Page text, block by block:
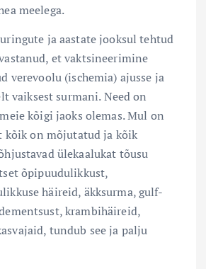
meelega.
ja aastate jooksul tehtud
et vaktsineerimine
verevoolu (ischemia) ajusse ja
vaiksest surmani. Need on
kõigi jaoks olemas. Mul on
kõik on mõjutatud ja kõik
ülekaalukat tõusu
õpipuudulikkust,
häireid, äkksurma, gulf-
krambihäireid,
tundub see ja palju